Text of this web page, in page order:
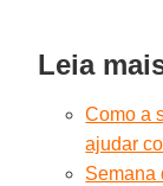
Leia
Como a
ajudar
Semana